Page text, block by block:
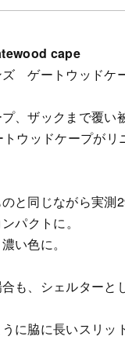
cape
ズ ゲートウッドケ
、ザックまで覆い
ウッドケープがリ
と同じながら実測
パクトに。
い色に。
も、シェルター
に脇に長いスリッ